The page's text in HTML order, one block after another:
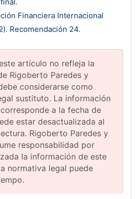
Financiera Internacional
Recomendación 24.
artículo no refleja la
Rigoberto Paredes y
considerarse como
sustituto. La información
a la fecha de
estar desactualizada al
Rigoberto Paredes y
responsabilidad por
la información de este
normativa legal puede